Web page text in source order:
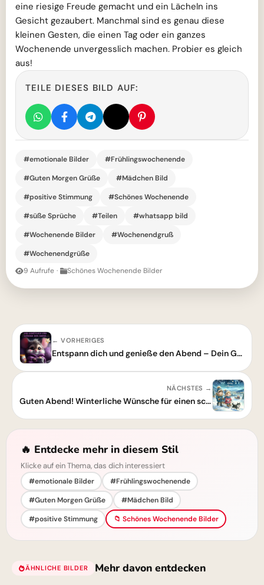
eine riesige Freude gemacht und ein Lächeln ins
Gesicht gezaubert. Manchmal sind es genau diese
kleinen Gesten, die einen Tag oder ein ganzes
Wochenende unvergesslich machen. Probier es gleich
aus!
TEILE DIESES BILD AUF:
#emotionale Bilder
#Frühlingswochenende
#Guten Morgen Grüße
#Mädchen Bild
#positive Stimmung
#Schönes Wochenende
#süße Sprüche
#Teilen
#whatsapp bild
#Wochenende Bilder
#Wochenendgruß
#Wochenendgrüße
9 Aufrufe · Schönes Wochenende Bilder
← VORHERIGES
Entspann dich und genieße den Abend – Dein Guten-Abend-Grußbild!
NÄCHSTES →
Guten Abend! Winterliche Wünsche für einen schönen, entspannten Abend
🔥 Entdecke mehr in diesem Stil
Klicke auf ein Thema, das dich interessiert
#emotionale Bilder
#Frühlingswochenende
#Guten Morgen Grüße
#Mädchen Bild
#positive Stimmung
📁 Schönes Wochenende Bilder
ÄHNLICHE BILDER Mehr davon entdecken